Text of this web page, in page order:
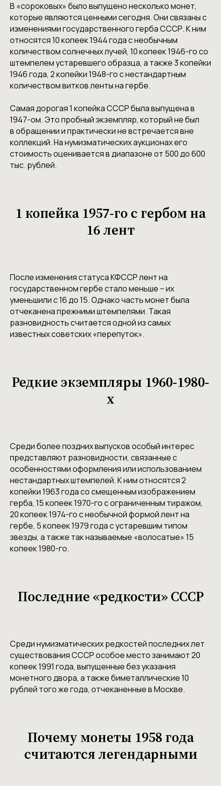
В «сороковых» было выпущено несколько монет,
которые являются ценными сегодня. Они связаны с
изменениями государственного герба СССР. К ним
относятся 10 копеек 1944 года с необычным
количеством солнечных лучей, 10 копеек 1946-го со
штемпелем устаревшего образца, а также 3 копейки
1946 года, 2 копейки 1948-го с нестандартным
количеством витков ленты на гербе.
Самая дорогая 1 копейка СССР была выпущена в
1947-ом. Это пробный экземпляр, который не был
в обращении и практически не встречается вне
коллекций. На нумизматических аукционах его
стоимость оценивается в диапазоне от 500 до 600
тыс. рублей.
1 копейка 1957-го с гербом на
16 лент
После изменения статуса КФССР лент на
государственном гербе стало меньше – их
уменьшили с 16 до 15. Однако часть монет была
отчеканена прежними штемпелями. Такая
разновидность считается одной из самых
известных советских «перепуток».
Редкие экземпляры 1960-1980-
х
Среди более поздних выпусков особый интерес
представляют разновидности, связанные с
особенностями оформления или использованием
нестандартных штемпелей. К ним относятся 2
копейки 1963 года со смещенным изображением
герба, 15 копеек 1970-го с ограниченным тиражом,
20 копеек 1974-го с необычной формой лент на
гербе, 5 копеек 1979 года с устаревшим типом
звезды, а также так называемые «волосатые» 15
копеек 1980-го.
Последние «редкости» СССР
Среди нумизматических редкостей последних лет
существования СССР особое место занимают 20
копеек 1991 года, выпущенные без указания
монетного двора, а также биметаллические 10
рублей того же года, отчеканенные в Москве.
Почему монеты 1958 года
считаются легендарными